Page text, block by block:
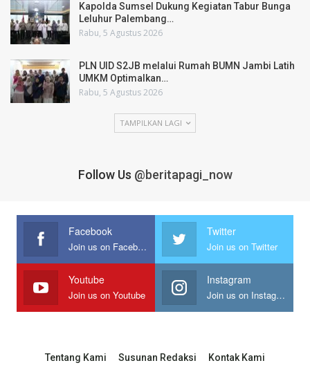
Kapolda Sumsel Dukung Kegiatan Tabur Bunga
Leluhur Palembang…
Rabu, 5 Agustus 2026
PLN UID S2JB melalui Rumah BUMN Jambi Latih
UMKM Optimalkan…
Rabu, 5 Agustus 2026
TAMPILKAN LAGI
Follow Us @beritapagi_now
Facebook
Join us on Facebook
Twitter
Join us on Twitter
Youtube
Join us on Youtube
Instagram
Join us on Instagram
Tentang Kami Susunan Redaksi
Kontak Kami